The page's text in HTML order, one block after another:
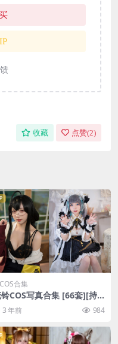
收藏 点赞(2)
COS合集
COS写真合集 [66套][持
更新]
3 年前 984